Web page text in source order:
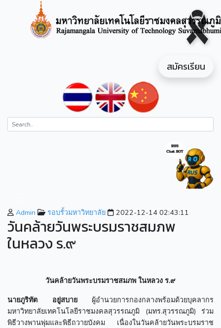
สมัครเรียน
Admin รอบรั้วมหาวิทยาลัย 2022-12-14 02:43:11
วันคล้ายวันพระบรมราชสมภพ
ในหลวง ร.๙
วันคล้ายวันพระบรมราชสมภพ ในหลวง ร.๙
นายภูริทัต อยู่สบาย ผู้อำนวยการกองกลางพร้อมด้วยบุคลากร
มหาวิทยาลัยเทคโนโลยีราชมงคลสุวรรณภูมิ (มทร.สุวรรณภูมิ) ร่วม
พิธีวางพานพุ่มและพิธีถวายบังคม เนื่องในวันคล้ายวันพระบรมราช